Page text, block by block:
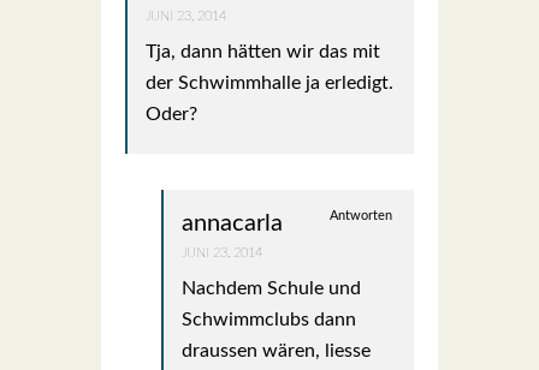
JUNI 23, 2014
Tja, dann hät­ten wir das mit
der Schwimm­hal­le ja erle­digt.
Oder?
annacarla Antworten
JUNI 23, 2014
Nach­dem Schu­le und
Schwimm­clubs dann
draus­sen wären, lies­se